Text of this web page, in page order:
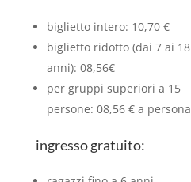
biglietto intero: 10,70 €
biglietto ridotto (dai 7 ai 18
anni): 08,56€
per gruppi superiori a 15
persone: 08,56 € a persona
ingresso gratuito: